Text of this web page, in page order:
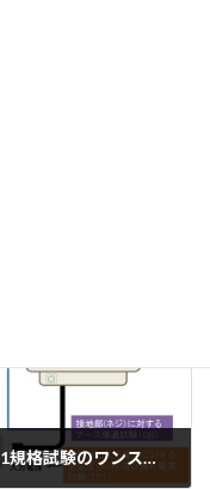
ベッドサイドモニター向けIEC60601-1規格試験のワンストップ検査方法